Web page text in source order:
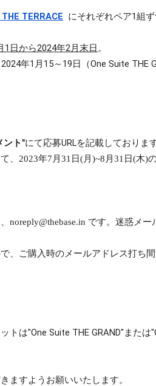
TERRACE にそれぞれペア1組
1日から2024年2月末日。
年1月15～19日（One Suite THE
ント"にて応募URLを記載しており
、 2023年7月31日(月)~8月31日(木)
noreply@thebase.in です。迷惑メー
、ご購入時のメールアドレス打ち
トは"One Suite THE GRAND"また
ますようお願いいたします。